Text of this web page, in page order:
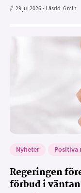
29 jul 2026• Lästid:6 min
Nyheter Positiva
Regeringen
förbud i väntan